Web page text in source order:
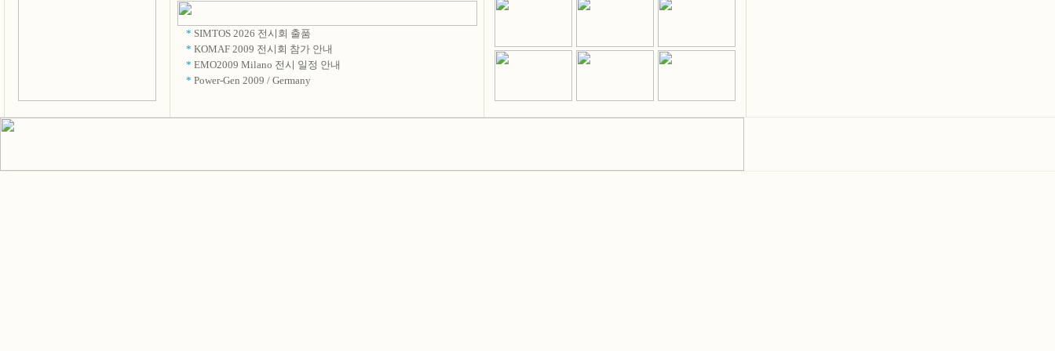
* SIMTOS 2026 전시회 출품
* KOMAF 2009 전시회 참가 안내
* EMO2009 Milano 전시 일정 안내
* Power-Gen 2009 / Germany